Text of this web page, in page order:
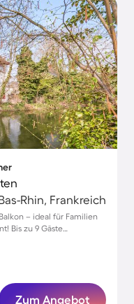
Rhin, Frankreich
– ideal für Familien
Bis zu 9 Gäste
Zum Angebot